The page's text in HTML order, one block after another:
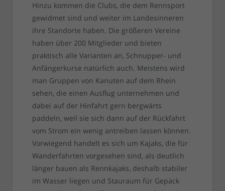
Hinzu kommen die Clubs, die dem Rennsport
gewidmet sind und weiter im Landesinneren
ihre Standorte haben. Die größeren Vereine
haben über 200 Mitglieder und bieten
praktisch alle Varianten an, Schnupper- und
Anfängerkurse natürlich auch. Meistens wird
man Gruppen von Kanuten auf dem Rhein
sehen, die einen Ausflug unternehmen und
dabei auf der Hinfahrt gern bergwärts
paddeln, weil sie sich dann auf der Rückfahrt
vom Strom ein wenig antreiben lassen können.
Vorwiegend handelt es sich um Kajaks, die für
Wanderfahrten vorgesehen sind, als deutlich
länger bauen als Rennkajaks, deshalb stabiler
im Wasser liegen und Stauraum für Gepäck